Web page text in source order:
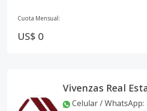
Cuota Mensual:
US$ 0
Vivenzas Real
Celular / WhatsApp: